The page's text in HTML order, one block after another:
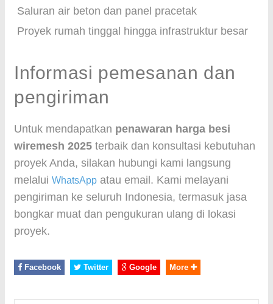
Saluran air beton dan panel pracetak
Proyek rumah tinggal hingga infrastruktur besar
Informasi pemesanan dan
pengiriman
Untuk mendapatkan penawaran harga besi
wiremesh 2025 terbaik dan konsultasi kebutuhan
proyek Anda, silakan hubungi kami langsung
melalui WhatsApp atau email. Kami melayani
pengiriman ke seluruh Indonesia, termasuk jasa
bongkar muat dan pengukuran ulang di lokasi
proyek.
Facebook Twitter Google More